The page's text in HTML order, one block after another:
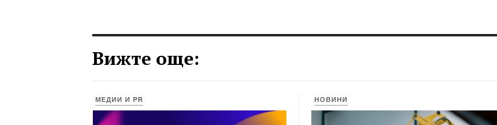
Вижте още:
МЕДИИ И PR НОВИНИ